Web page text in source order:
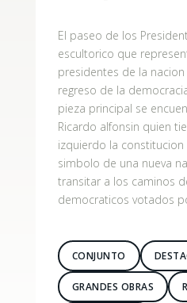
El paseo de los
escultorico que
presidentes de la
regreso de la
pieza principal se
Ricardo alfonsin quien
izquierdo la
simbolo de una nueva
transitar a los caminos
democraticos votados
CONJUNTO
GRANDES OBRAS